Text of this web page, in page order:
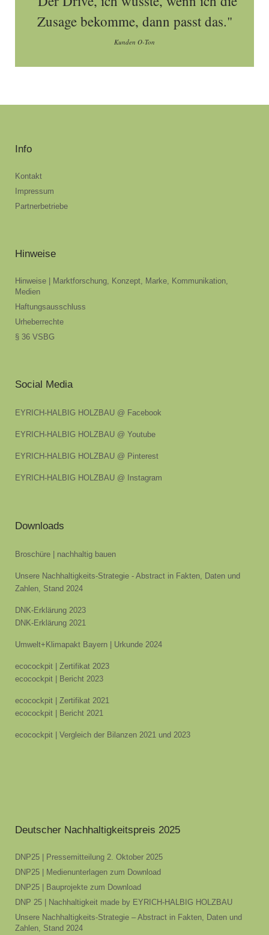
Zusage bekomme, dann passt das."
Kunden O-Ton
Info
Kontakt
Impressum
Partnerbetriebe
Hinweise
Hinweise | Marktforschung, Konzept, Marke, Kommunikation,
Medien
Haftungsausschluss
Urheberrechte
§ 36 VSBG
Social Media
EYRICH-HALBIG HOLZBAU @ Facebook
EYRICH-HALBIG HOLZBAU @ Youtube
EYRICH-HALBIG HOLZBAU @ Pinterest
EYRICH-HALBIG HOLZBAU @ Instagram
Downloads
Broschüre | nachhaltig bauen
Unsere Nachhaltigkeits-Strategie - Abstract in Fakten, Daten und
Zahlen, Stand 2024
DNK-Erklärung 2023
DNK-Erklärung 2021
Umwelt+Klimapakt Bayern | Urkunde 2024
ecocockpit | Zertifikat 2023
ecocockpit | Bericht 2023
ecocockpit | Zertifikat 2021
ecocockpit | Bericht 2021
ecocockpit | Vergleich der Bilanzen 2021 und 2023
Deutscher Nachhaltigkeitspreis 2025
DNP25 | Pressemitteilung 2. Oktober 2025
DNP25 | Medienunterlagen zum Download
DNP25 | Bauprojekte zum Download
DNP 25 | Nachhaltigkeit made by EYRICH-HALBIG HOLZBAU
Unsere Nachhaltigkeits-Strategie – Abstract in Fakten, Daten und
Zahlen, Stand 2024